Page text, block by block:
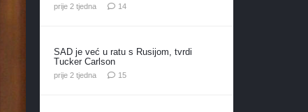
prije 2 tjedna 14komentara
SAD je već u ratu s Rusijom, tvrdi
Tucker Carlson
prije 2 tjedna 15komentara